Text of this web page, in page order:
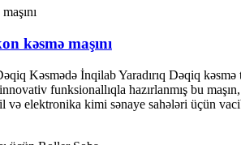
kəsmə maşını
Kəsmədə İnqilab Yaradırıq Dəqiq
funksionallıqla hazırlanmış bu
elektronika kimi sənaye sahələri üçün